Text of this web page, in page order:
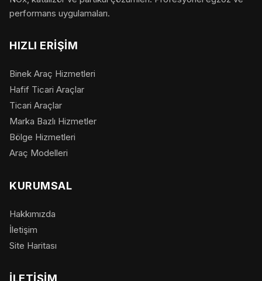
performans uygulamaları.
HIZLI ERIŞIM
Binek Araç Hizmetleri
Hafif Ticari Araçlar
Ticari Araçlar
Marka Bazlı Hizmetler
Bölge Hizmetleri
Araç Modelleri
KURUMSAL
Hakkımızda
İletişim
Site Haritası
İLETIŞIM